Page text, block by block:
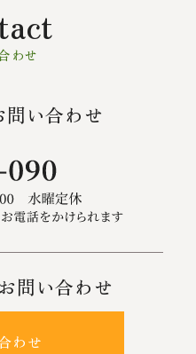
わせ
い合わせ
問い合わせ
わせ